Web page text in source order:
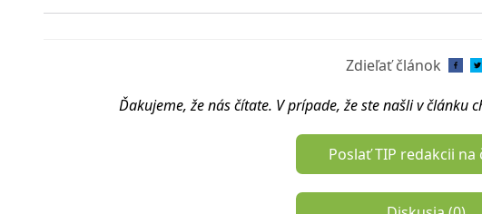
Zdieľať článok
Ďakujeme, že nás čítate. V prípade, že ste našli v článku
Poslať TIP redakcii na